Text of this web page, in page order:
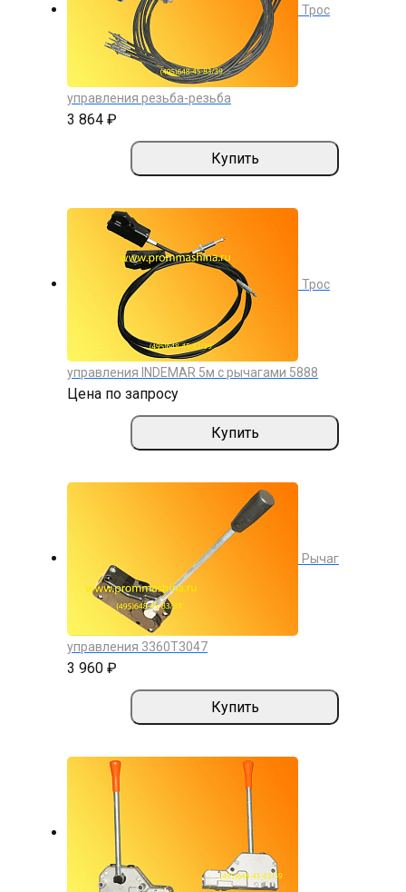
Трос
управления резьба-резьба
3 864 ₽
Купить
Трос
управления INDEMAR 5м с рычагами 5888
Цена по запросу
Купить
Рычаг
управления 3360Т3047
3 960 ₽
Купить